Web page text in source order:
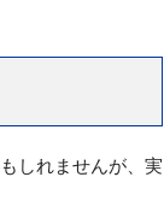
しれませんが、実